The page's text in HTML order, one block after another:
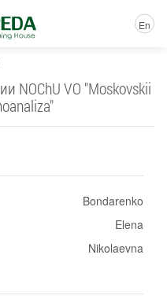
En
NOChU VO "Moskovskii
Bondarenko
Elena
Nikolaevna